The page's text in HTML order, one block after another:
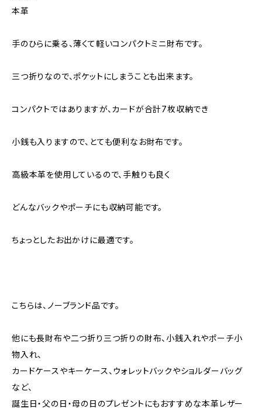
本革
手のひらに乗る、薄くて軽いコンパクトミニ財布です。
三つ折りなので、ポケットにしまうことも出来ます。
コンパクトではありますが、カードが合計7枚収納でき
小銭も入りますので、とても便利なお財布です。
高級本革を使用しているので、手触りも良く
どんなバックやポーチにも収納可能です。
ちょっとしたお出かけに最適です。
こちらは、ノーブランド品です。
他にも長財布や二つ折り三つ折りの財布、小銭入れやポーチ小
物入れ、
カードケースやキーケース、ウォレットバックやショルダーバッグ
など、
誕生日・父の日・母の日のプレゼントにもおすすめな本革レザー